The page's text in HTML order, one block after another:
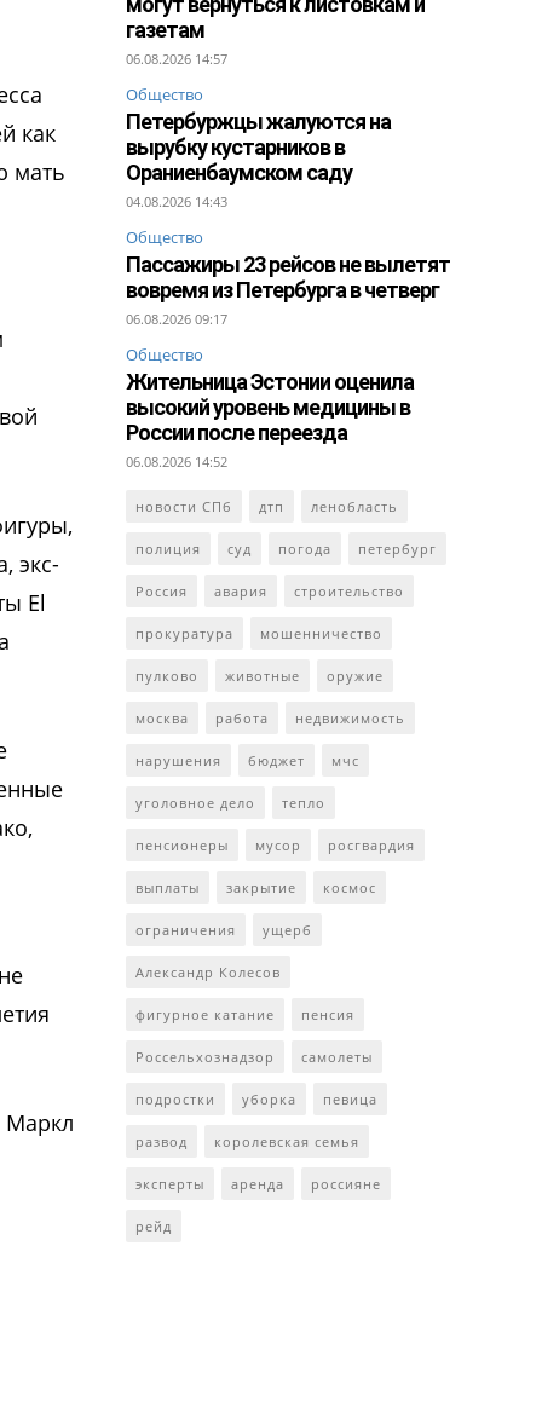
как
мать
экс-
El
Маркл
газетам
06.08.2026 14:57
Общество
Петербуржцы жалуются на
вырубку кустарников в
Ораниенбаумском саду
04.08.2026 14:43
Общество
Пассажиры 23 рейсов не вылетят
вовремя из Петербурга в четверг
06.08.2026 09:17
Общество
Жительница Эстонии оценила
высокий уровень медицины в
России после переезда
06.08.2026 14:52
новости СПб дтп ленобласть
полиция суд погода петербург
Россия авария строительство
прокуратура мошенничество
пулково животные оружие
москва работа недвижимость
нарушения бюджет мчс
уголовное дело тепло
пенсионеры мусор росгвардия
выплаты закрытие космос
ограничения ущерб
Александр Колесов
фигурное катание пенсия
Россельхознадзор самолеты
подростки уборка певица
развод королевская семья
эксперты аренда россияне
рейд